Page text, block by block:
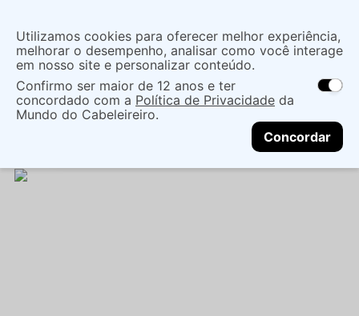
localização
As ofertas e opções de entrega variam de
acordo com a região.Não sei meu CEP
CONTINUAR
O que você procura?
Dermocosméticos
Tratamento facial
ÁCIDO GLICÓLICO CREAMY 30G -
Utilizamos cookies para oferecer melhor experiência,
melhorar o desempenho, analisar como você interage
em nosso site e personalizar conteúdo.
Confirmo ser maior de 12 anos e ter
concordado com a Política de Privacidade da
Mundo do Cabeleireiro.
Concordar